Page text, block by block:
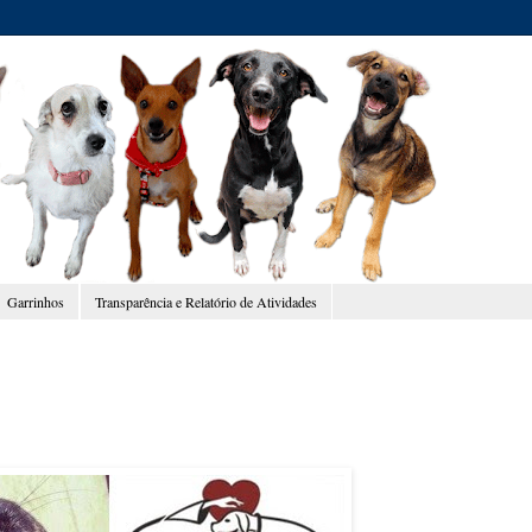
Garrinhos Transparência e Relatório de Atividades